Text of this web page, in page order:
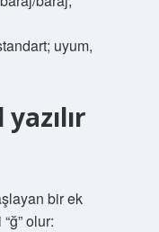
uyum,
bir ek
olur: